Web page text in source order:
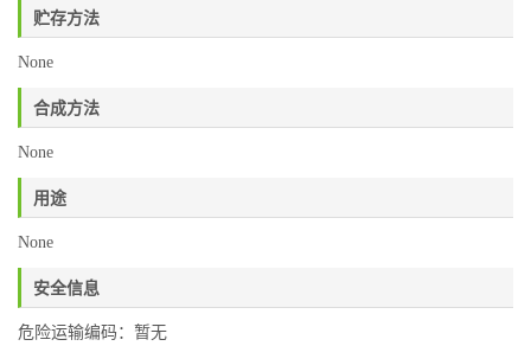
贮存方法
None
合成方法
None
用途
None
安全信息
危险运输编码：暂无